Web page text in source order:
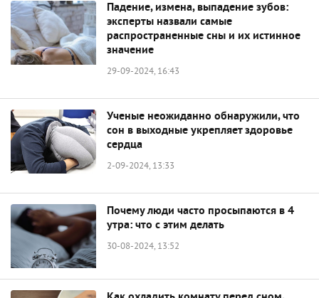
Падение, измена, выпадение зубов:
эксперты назвали самые
распространенные сны и их истинное
значение
29-09-2024, 16:43
Ученые неожиданно обнаружили, что
сон в выходные укрепляет здоровье
сердца
2-09-2024, 13:33
Почему люди часто просыпаются в 4
утра: что с этим делать
30-08-2024, 13:52